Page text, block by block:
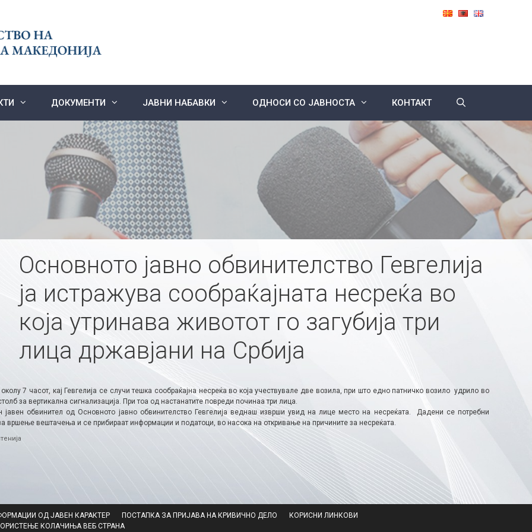
ДОКУМЕНТИ ЈАВНИ НАБАВКИ ОДНОСИ СО ЈАВНОСТА КОНТАКТ
Основното јавно обвинителство Гевгелија
ја истражува сообраќајната несреќа во
која утринава животот го загубија три
лица државјани на Србија
7 часот, кај Гевгелија се случи тешка сообраќајна несреќа во која учествувале две возила, при што едно патничко возило удрило во
за вертикална сигнализација. При тоа од настанатите повреди починаа три лица.
јавен обвинител од Основното јавно обвинителство Гевгелија веднаш изврши увид на лице место на несреќата. Дадени се потребни
вршење вештачења и се прибираат информации и податоци, во насока на откривање на причините за несреќата.
ОД ЈАВЕН КАРАКТЕР ПОСТАПКА ЗА ПРИЈАВА НА КРИВИЧНО ДЕЛО
КОРИСНИ ЛИНКОВИ
КОЛАЧИЊА ВЕБ СТРАНА